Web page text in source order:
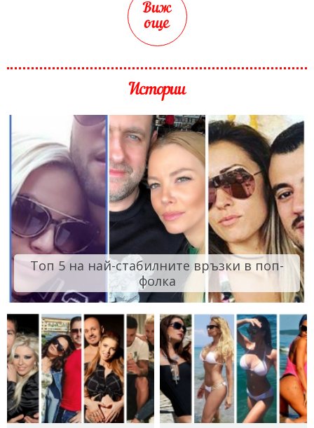
Виж
още
Истории
Топ 5 на най-стабилните връзки в поп-
фолка